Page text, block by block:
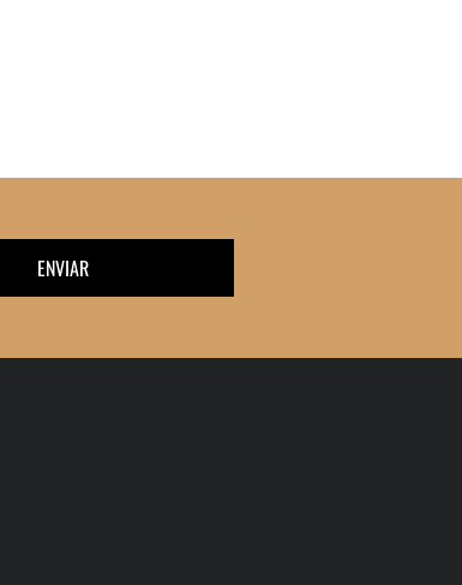
ENVIAR